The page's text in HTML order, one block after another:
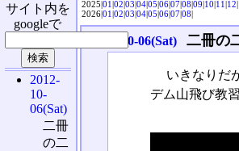
2025|01|02|03|04|05|06|07|08|09|10|11|12|
2026|01|02|03|04|05|06|07|08|
2012-10-06(Sat) 二冊の
いきなりだ
デム山飛び教
サイト内を
googleで
2012-
10-
06(Sat)
二冊
の二